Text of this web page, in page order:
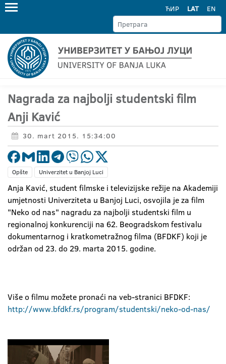
ЋИР LAT EN
Nagrada za najbolji studentski film
Anji Kavić
30. mart 2015. 15:34:00
Opšte Univerzitet u Banjoj Luci
Anja Kavić, student filmske i televizijske režije na Akademiji
umjetnosti Univerziteta u Banjoj Luci, osvojila je za film
"Neko od nas" nagradu za najbolji studentski film u
regionalnoj konkurenciji na 62. Beogradskom festivalu
dokumentarnog i kratkometražnog filma (BFDKF) koji je
održan od 23. do 29. marta 2015. godine.
Više o filmu možete pronaći na veb-stranici BFDKF:
http://www.bfdkf.rs/program/studentski/neko-od-nas/